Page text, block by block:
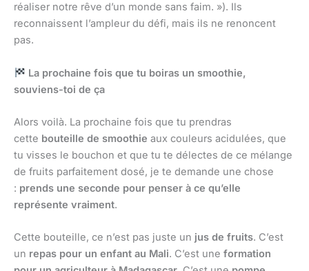
réaliser notre rêve d’un monde sans faim. »). Ils
reconnaissent l’ampleur du défi, mais ils ne renoncent
pas.
La prochaine fois que tu boiras un smoothie,
souviens-toi de ça
Alors voilà. La prochaine fois que tu prendras
cette bouteille de smoothie aux couleurs acidulées, que
tu visses le bouchon et que tu te délectes de ce mélange
de fruits parfaitement dosé, je te demande une chose
: prends une seconde pour penser à ce qu’elle
représente vraiment.
Cette bouteille, ce n’est pas juste un jus de fruits. C’est
un repas pour un enfant au Mali. C’est une formation